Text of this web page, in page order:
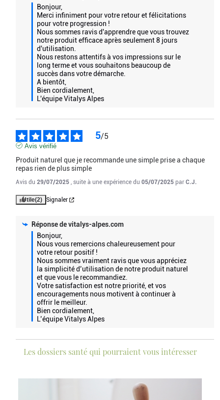
L’artichaut et la chicorée aident à la détoxification de l’organisme,
Le chrome favorise le maintien d’une glycémie normale.
JE PASSE COMMANDE
Bonjour,
Merci infiniment pour votre retour et félicitations
pour votre progression !
Nous sommes ravis d'apprendre que vous trouvez
notre produit efficace après seulement 8 jours
d'utilisation.
Nous restons attentifs à vos impressions sur le
long terme et vous souhaitons beaucoup de
succès dans votre démarche.
A bientôt,
Bien cordialement,
L'équipe Vitalys Alpes
5/5
Avis vérifié
Produit naturel que je recommande une simple prise a chaque
repas rien de plus simple
Avis du29/07/2025 , suite à une expérience du05/07/2025 parC.J.
Utile(2) Signaler
Réponse devitalys-alpes.com
Bonjour,
Nous vous remercions chaleureusement pour
votre retour positif !
Nous sommes vraiment ravis que vous appréciez
la simplicité d’utilisation de notre produit naturel
et que vous le recommandiez.
Votre satisfaction est notre priorité, et vos
encouragements nous motivent à continuer à
offrir le meilleur.
Bien cordialement,
L’équipe Vitalys Alpes
Les dossiers santé qui pourraient vous intéresser